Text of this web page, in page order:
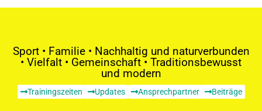
Sport • Familie • Nachhaltig und naturverbunden
• Vielfalt • Gemeinschaft • Traditionsbewusst
und modern
Trainingszeiten Updates Ansprechpartner Beiträge